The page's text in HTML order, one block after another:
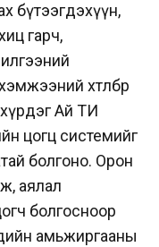
бүтээгдэхүүн,
гарч,
хөтөлбөр
Ай ТИ
цогц системийг
болгоно. Орон
аялал
болгосноор
амьжиргааны